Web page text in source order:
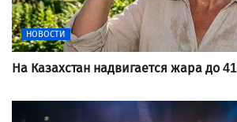
НОВОСТИ
На Казахстан надвигается жара до